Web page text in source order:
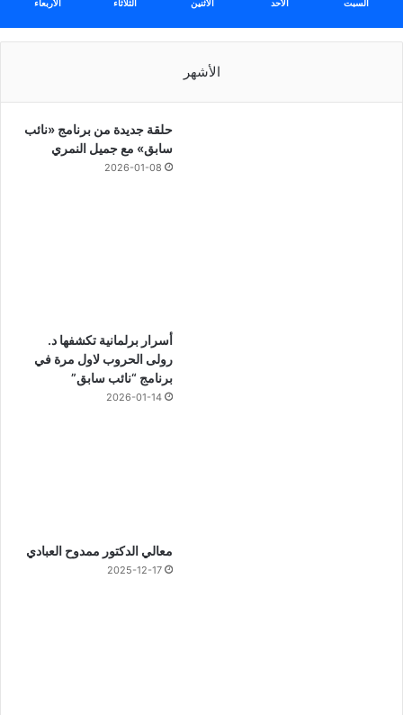
السبت الأحد الأثنين الثلاثاء الأربعاء
الأشهر
حلقة جديدة من برنامج «نائب
سابق» مع جميل النمري
2026-01-08
أسرار برلمانية تكشفها د.
رولى الحروب لاول مرة في
برنامج “نائب سابق”
2026-01-14
معالي الدكتور ممدوح العبادي
2025-12-17